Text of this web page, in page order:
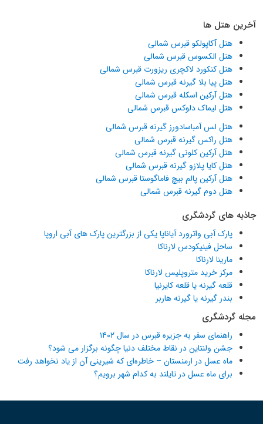
آخرین هتل ها
هتل آکاپولکو قبرس شمالی
هتل الکسوس قبرس شمالی
هتل کنکورد لاکچری ریزورت قبرس شمالی
هتل پیا بلا گیرنه قبرس شمالی
هتل آرکین اسکله قبرس شمالی
هتل لیماک دلوکس قبرس شمالی
هتل لس آمباسادورز گیرنه قبرس شمالی
هتل راکس گیرنه قبرس شمالی
هتل آرکین کلونی گیرنه قبرس شمالی
هتل کایا پلازو گیرنه قبرس شمالی
هتل آرکین پالم بیچ فاماگوستا قبرس شمالی
هتل دوم گیرنه قبرس شمالی
جاذبه های گردشگری
پارک آبی واترورد آیاناپا یکی از بزرگترین پارک های آبی اروپا
ساحل فینیکودس لارناکا
مارینا لارناکا
مرکز خرید متروپلیس لارناکا
قلعه گیرنه یا قلعه کایرنیا
بندر گیرنه یا گیرنه هاربر
مجله گردشگری
راهنمای سفر به جزیره قبرس در سال ۱۴۰۲
جشن ولنتاین در نقاط مختلف دنیا چگونه برگزار می شود؟
ماه عسل در ارمنستان – خاطره‌ای که شیرینی آن از یاد نخواهد رفت
برای ماه عسل در تایلند به کدام شهر برویم؟